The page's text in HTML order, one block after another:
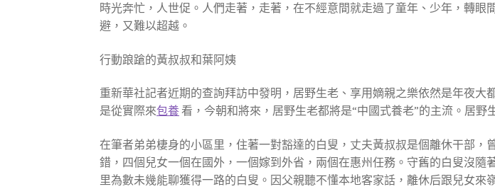
時光奔忙，人世促。人們走著，走著，在不經意間就走過了童年、少年，轉
避，又難以超越。
行動踉蹌的黃叔叔和葉阿姨
重新華社記者近期的查詢拜訪中發明，居野生老、享用嫡親之樂依然是年夜
是從實際來包養看，今朝和將來，居野生老都將是“中國式養老”的主流。居野
在筆者弟弟棲身的小區里，住著一對豁達的白叟，丈夫黃叔叔是個離休干部
錯，四個兒女一個在國外，一個嫁到外省，兩個在惠州任務。守舊的白叟沒
里為數未幾能聊獲得一路的白叟。因父親聽不懂本地客家話，離休后跟兒女